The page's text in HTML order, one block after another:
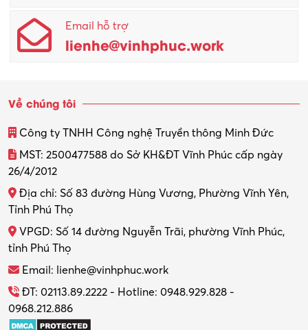
Email hỗ trợ
lienhe@vinhphuc.work
Về chúng tôi
Công ty TNHH Công nghệ Truyền thông Minh Đức
MST: 2500477588 do Sở KH&ĐT Vĩnh Phúc cấp ngày
26/4/2012
Địa chỉ: Số 83 đường Hùng Vương, Phường Vĩnh Yên,
Tỉnh Phú Thọ
VPGD: Số 14 đường Nguyễn Trãi, phường Vĩnh Phúc,
tỉnh Phú Thọ
Email: lienhe@vinhphuc.work
ĐT: 02113.89.2222 - Hotline: 0948.929.828 -
0968.212.886